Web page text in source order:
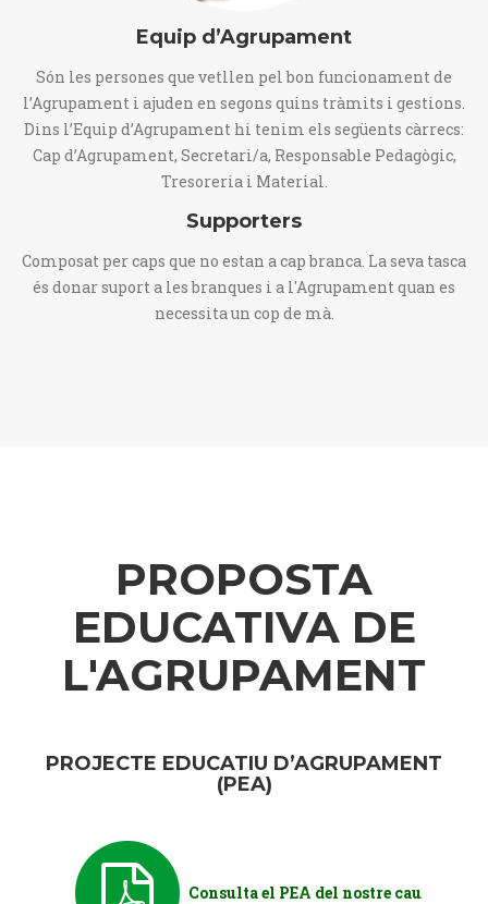
Equip d’Agrupament
Són les persones que vetllen pel bon funcionament de
l’Agrupament i ajuden en segons quins tràmits i gestions.
Dins l’Equip d’Agrupament hi tenim els següents càrrecs:
Cap d’Agrupament, Secretari/a, Responsable Pedagògic,
Tresoreria i Material.
Supporters
Composat per caps que no estan a cap branca. La seva tasca
és donar suport a les branques i a l'Agrupament quan es
necessita un cop de mà.
PROPOSTA
EDUCATIVA DE
L'AGRUPAMENT
PROJECTE EDUCATIU D’AGRUPAMENT
(PEA)
Consulta el PEA del nostre cau